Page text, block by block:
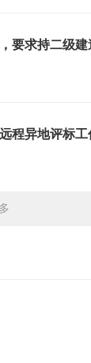
要求持二级
程异地评标